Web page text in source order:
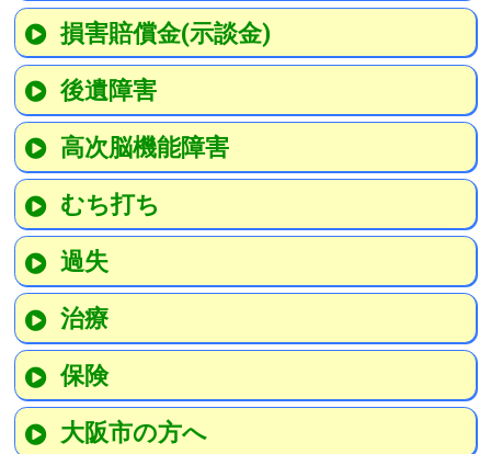
損害賠償金(示談金)
後遺障害
高次脳機能障害
むち打ち
過失
治療
保険
大阪市の方へ